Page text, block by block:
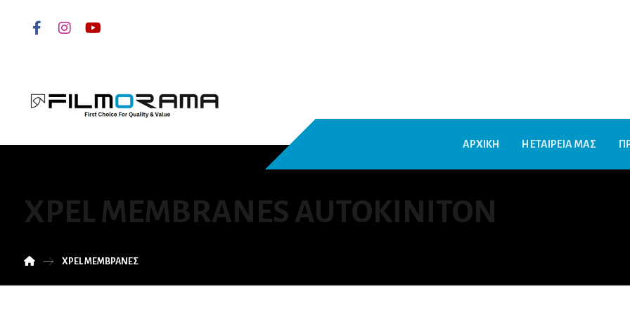
ΑΡΧΙΚΗ Η ΕΤΑΙΡΕΙΑ ΜΑΣ
XPEL MEMBRANES AUTOKINITON
XPEL ΜΕΜΒΡΑΝΕΣ